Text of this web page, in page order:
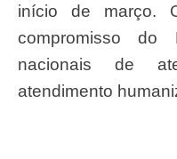
início de março.
compromisso do
nacionais de
atendimento